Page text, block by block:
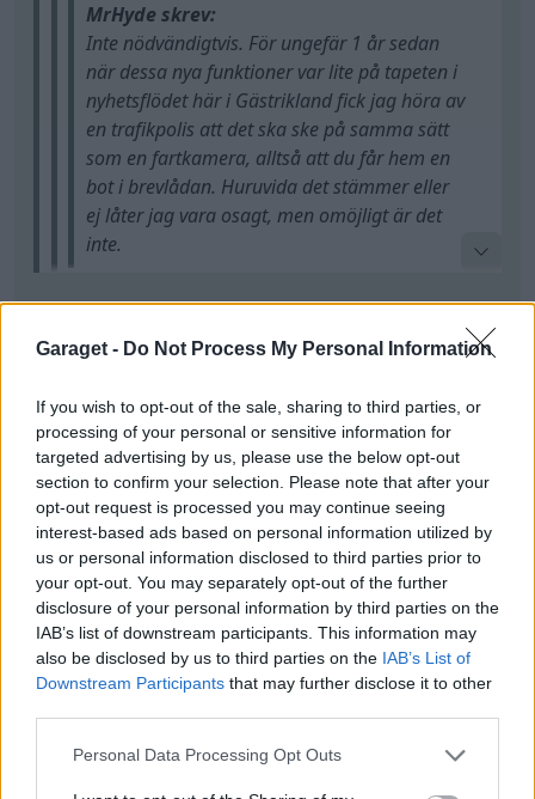
Garaget - Do Not Process My Personal Information
If you wish to opt-out of the sale, sharing to third parties, or
processing of your personal or sensitive information for
targeted advertising by us, please use the below opt-out
section to confirm your selection. Please note that after your
opt-out request is processed you may continue seeing
interest-based ads based on personal information utilized by
us or personal information disclosed to third parties prior to
your opt-out. You may separately opt-out of the further
disclosure of your personal information by third parties on the
IAB’s list of downstream participants. This information may
also be disclosed by us to third parties on the IAB’s List of
Downstream Participants that may further disclose it to other
Personal Data Processing Opt Outs
MrHyde skrev:
Inte nödvändigtvis. För ungefär 1 år sedan
när dessa nya funktioner var lite på tapeten i
nyhetsflödet här i Gästrikland fick jag höra av
en trafikpolis att det ska ske på samma sätt
som en fartkamera, alltså att du får hem en
bot i brevlådan. Huruvida det stämmer eller
ej låter jag vara osagt, men omöjligt är det
inte.
enligt Polisen i Mos, Umeåpolisen, så måste man
ta bilen personligen
kika på tuben
Jag återberättar bara vad polisen här sa till mig,
inget mer och inget mindre.
Mos AKA Motorblog of Sweden
https://www.youtube.com/watch?v=x5Hy_asda1A
Senast redigerat av zleepy (11 maj )
Rock 'n' Roll :)
Citera 1
Jeebz592 Inlägg